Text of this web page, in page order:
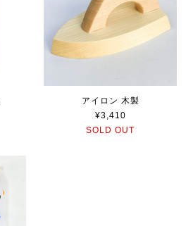
アイロン 木製
¥3,410
SOLD OUT